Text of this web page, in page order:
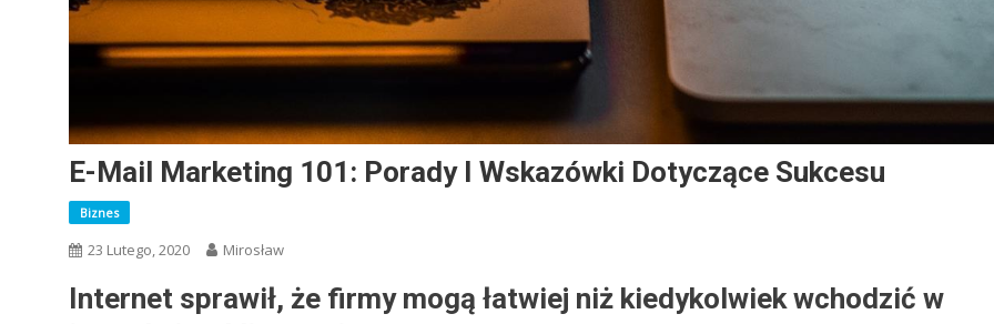
E-Mail Marketing 101: Porady I Wskazówki Dotyczące Sukcesu
Biznes
23 Lutego, 2020 Mirosław
Internet sprawił, że firmy mogą łatwiej niż kiedykolwiek wchodzić w